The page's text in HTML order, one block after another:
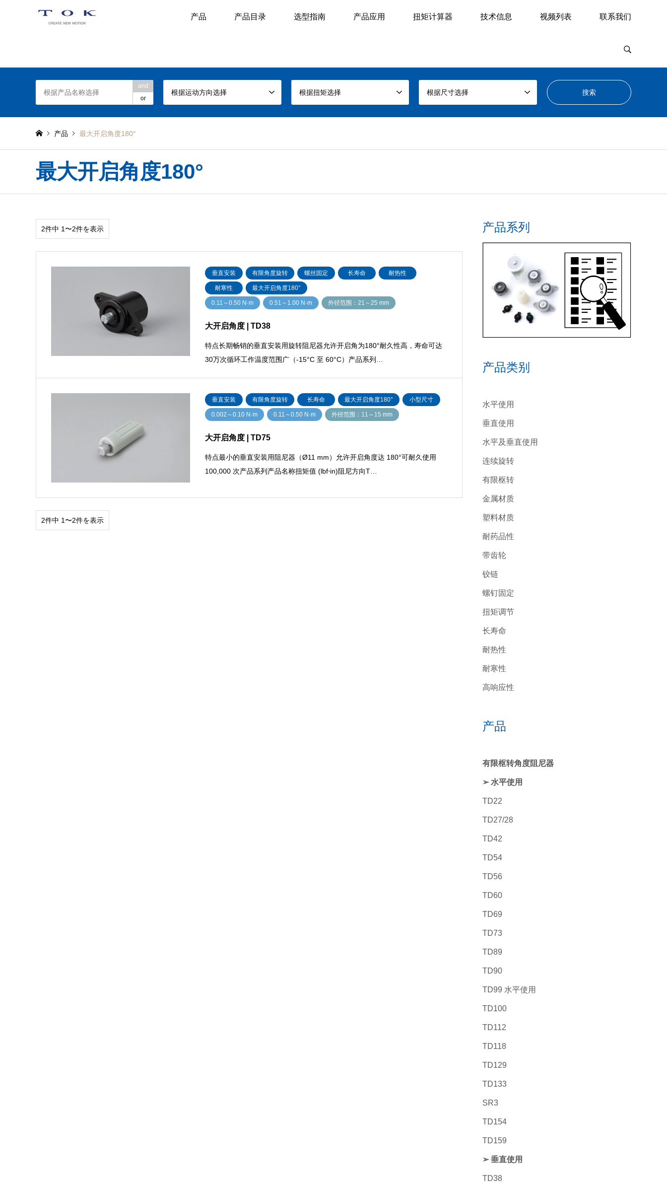
产品 产品目录 选型指南 产品应用 扭矩计算器 技术信息 视频列表 联系我们
and
or
根据运动方向选择 根据扭矩选择 根据尺寸选择
产品 最大开启角度180°
最大开启角度180°
2件中 1〜2件を表示
垂直安装 有限角度旋转 螺丝固定 长寿命 耐热性
耐寒性 最大开启角度180°
0.11～0.50 N·m 0.51～1.00 N·m 外径范围：21～25 mm
大开启角度 | TD38
特点长期畅销的垂直安装用旋转阻尼器允许开启角为180°耐久性高，寿命可达
30万次循环工作温度范围广（-15°C 至 60°C）产品系列…
垂直安装 有限角度旋转 长寿命 最大开启角度180° 小型尺寸
0.002～0.10 N·m 0.11～0.50 N·m 外径范围：11～15 mm
大开启角度 | TD75
特点最小的垂直安装用阻尼器（Ø11 mm）允许开启角度达 180°可耐久使用
100,000 次产品系列产品名称扭矩值 (lbf⋅in)阻尼方向T…
2件中 1〜2件を表示
产品系列
产品类别
水平使用
垂直使用
水平及垂直使用
连续旋转
有限枢转
金属材质
塑料材质
耐药品性
带齿轮
铰链
螺钉固定
扭矩调节
长寿命
耐热性
耐寒性
高响应性
产品
有限枢转角度阻尼器
➢ 水平使用
TD22
TD27/28
TD42
TD54
TD56
TD60
TD69
TD73
TD89
TD90
TD99 水平使用
TD100
TD112
TD118
TD129
TD133
SR3
TD154
TD159
➢ 垂直使用
TD38